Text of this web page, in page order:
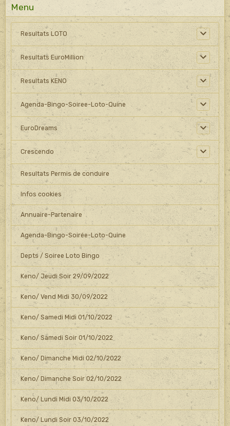
Menu
Resultats LOTO
Resultats EuroMillion
Resultats KENO
Agenda-Bingo-Soiree-Loto-Quine
EuroDreams
Crescendo
Resultats Permis de conduire
Infos cookies
Annuaire-Partenaire
Agenda-Bingo-Soirée-Loto-Quine
Depts / Soiree Loto Bingo
Keno/ Jeudi Soir 29/09/2022
Keno/ Vend Midi 30/09/2022
Keno/ Samedi Midi 01/10/2022
Keno/ Samedi Soir 01/10/2022
Keno/ Dimanche Midi 02/10/2022
Keno/ Dimanche Soir 02/10/2022
Keno/ Lundi Midi 03/10/2022
Keno/ Lundi Soir 03/10/2022